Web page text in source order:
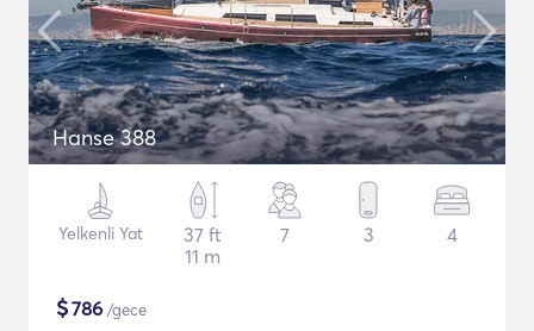
Hanse 388
Yelkenli Yat
37 ft
11 m
7 3 4
$786 /gece